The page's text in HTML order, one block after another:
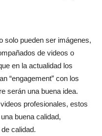
solo pueden ser imágenes,
de videos o
en la actualidad los
“engagement” con los
serán una buena idea.
profesionales, estos
buena calidad,
calidad.